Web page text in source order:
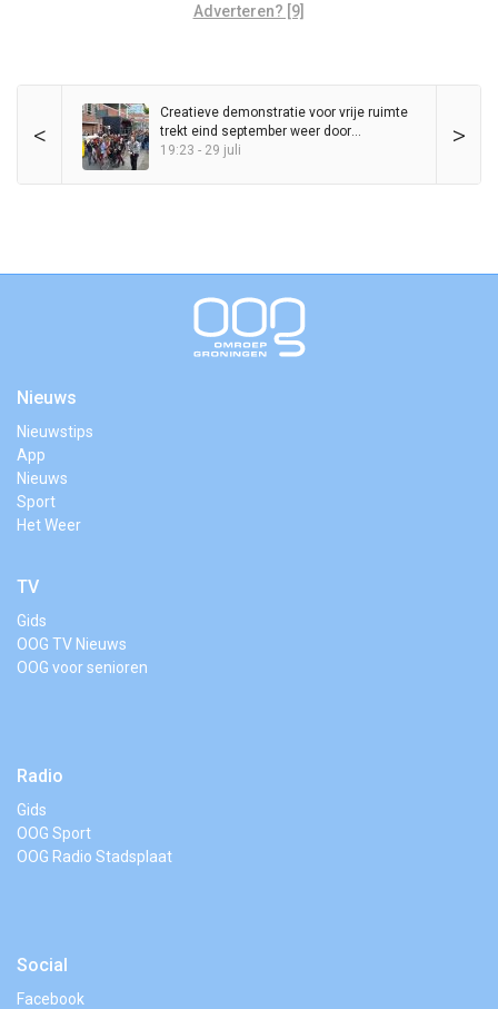
Adverteren? [9]
< >
Creatieve demonstratie voor vrije ruimte
trekt eind september weer door
binnenstad
19:23 - 29 juli
Nieuws
Nieuwstips
App
Nieuws
Sport
Het Weer
TV
Gids
OOG TV Nieuws
OOG voor senioren
Radio
Gids
OOG Sport
OOG Radio Stadsplaat
Social
Facebook